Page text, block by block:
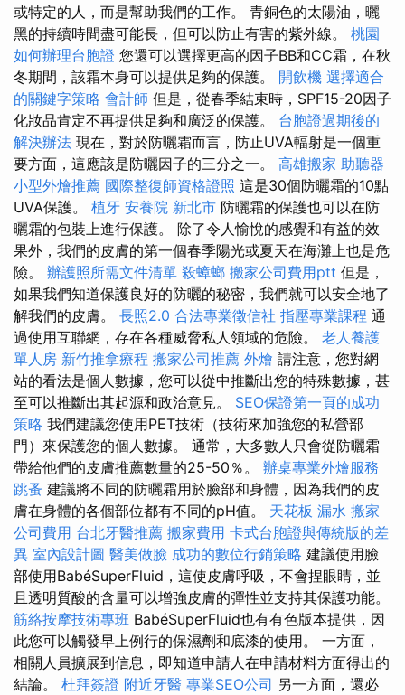
或特定的人，而是幫助我們的工作。 青銅色的太陽油，曬
黑的持續時間盡可能長，但可以防止有害的紫外線。 桃園
如何辦理台胞證 您還可以選擇更高的因子BB和CC霜，在秋
冬期間，該霜本身可以提供足夠的保護。 開飲機 選擇適合
的關鍵字策略 會計師 但是，從春季結束時，SPF15-20因子
化妝品肯定不再提供足夠和廣泛的保護。 台胞證過期後的
解決辦法 現在，對於防曬霜而言，防止UVA輻射是一個重
要方面，這應該是防曬因子的三分之一。 高雄搬家 助聽器
小型外燴推薦 國際整復師資格證照 這是30個防曬霜的10點
UVA保護。 植牙 安養院 新北市 防曬霜的保護也可以在防
曬霜的包裝上進行保護。 除了令人愉悅的感覺和有益的效
果外，我們的皮膚的第一個春季陽光或夏天在海灘上也是危
險。 辦護照所需文件清單 殺蟑螂 搬家公司費用ptt 但是，
如果我們知道保護良好的防曬的秘密，我們就可以安全地了
解我們的皮膚。 長照2.0 合法專業徵信社 指壓專業課程 通
過使用互聯網，存在各種威脅私人領域的危險。 老人養護
單人房 新竹推拿療程 搬家公司推薦 外燴 請注意，您對網
站的看法是個人數據，您可以從中推斷出您的特殊數據，甚
至可以推斷出其起源和政治意見。 SEO保證第一頁的成功
策略 我們建議您使用PET技術（技術來加強您的私營部
門）來保護您的個人數據。 通常，大多數人只會從防曬霜
帶給他們的皮膚推薦數量的25-50％。 辦桌專業外燴服務
跳蚤 建議將不同的防曬霜用於臉部和身體，因為我們的皮
膚在身體的各個部位都有不同的pH值。 天花板 漏水 搬家
公司費用 台北牙醫推薦 搬家費用 卡式台胞證與傳統版的差
異 室內設計圖 醫美做臉 成功的數位行銷策略 建議使用臉
部使用BabéSuperFluid，這使皮膚呼吸，不會捏眼睛，並
且透明質酸的含量可以增強皮膚的彈性並支持其保護功能。
筋絡按摩技術專班 BabéSuperFluid也有有色版本提供，因
此您可以觸發早上例行的保濕劑和底漆的使用。 一方面，
相關人員擴展到信息，即知道申請人在申請材料方面得出的
結論。 杜拜簽證 附近牙醫 專業SEO公司 另一方面，還必